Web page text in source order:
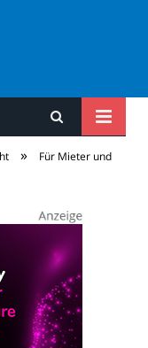
»
Für Mieter und